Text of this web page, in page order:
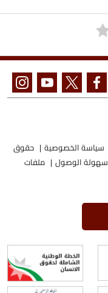
سياسة الخصوصية
حقوق
سهولة الوصول
ملفات